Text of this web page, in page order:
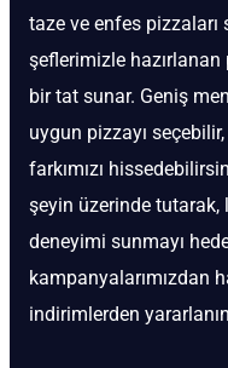
taze ve enfes
şeflerimizle hazırlanan
bir tat sunar. Geniş
uygun pizzayı
farkımızı
şeyin üzerinde
deneyimi sunmayı
kampanyalarımızdan
indirimlerden yararlanın